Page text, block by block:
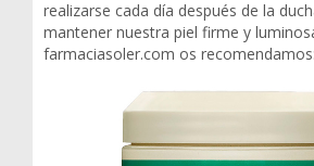
realizarse cada día después de la
mantener nuestra piel firme y
farmaciasoler.com os recomendamos: